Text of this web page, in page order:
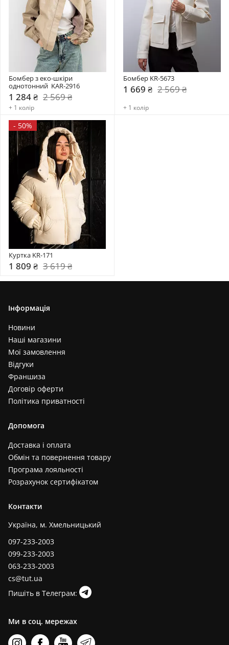
Бомбер з еко-шкіри
однотонний  KAR-2916
1 284 ₴ 2 569 ₴
+ 1 колір
Бомбер KR-5673
1 669 ₴ 2 569 ₴
+ 1 колір
- 50%
Куртка KR-171
1 809 ₴ 3 619 ₴
Інформація
Новини
Наші магазини
Мої замовлення
Відгуки
Франшиза
Договір оферти
Політика приватності
Допомога
Доставка і оплата
Обмін та повернення товару
Програма лояльності
Розрахунок сертифікатом
Контакти
Україна, м. Хмельницький
097-233-2003
099-233-2003
063-233-2003
cs@tut.ua
Пишіть в Телеграм:
Ми в соц. мережах